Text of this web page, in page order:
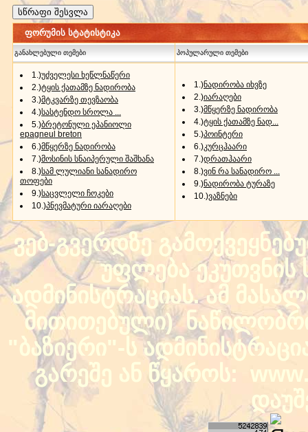
ფორუმის სტატისტიკა
განახლებული თემები პოპულარული თემები
1.)უძველესი ხეწლნაწერი
2.)ტყის ქათამზე ნადირობა
3.)მტკვარზე თევზაობა
4.)სასტენდო სროლა ...
5.)ბრეტონული ეპანიოლი
epagneul breton
6.)მწყერზე ნადირობა
7.)მოსინის სნაიპერული შაშხანა
8.)სამ ლულიანი სანადირო
თოფები
9.)საცვლელი ჩოკები
10.)პნევმატური იარაღები
1.)ნადირობა იხვზე
2.)იარაღები
3.)მწყერზე ნადირობა
4.)ტყის ქათამზე ნად...
5.)პოინტერი
6.)კურცჰაარი
7.)დრათჰაარი
8.)ვინ რა სანადირო ...
9.)ნადირობა ტურაზე
10.)ვაზნები
ვებ-გვერდზე
უფლება ეკუთვნის
ადმინისტრაციას. ამ
მითითებული)
"ბაზიერი"-ს
გარეშე ან წყაროს: